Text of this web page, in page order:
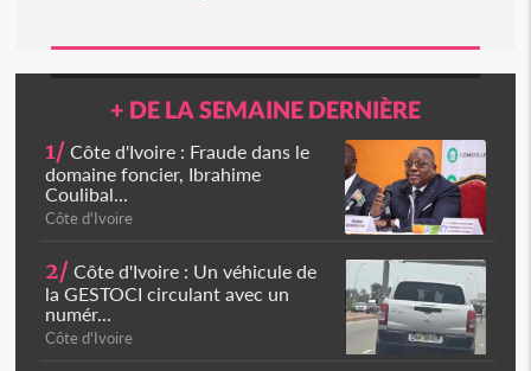
+ DE LA SEMAINE DERNIÈRE
1/ Côte d'Ivoire : Fraude dans le
domaine foncier, Ibrahime
Coulibal...
Côte d'Ivoire
2/ Côte d'Ivoire : Un véhicule de
la GESTOCI circulant avec un
numér...
Côte d'Ivoire